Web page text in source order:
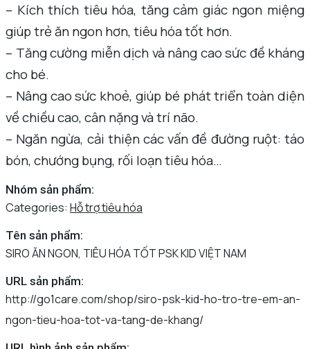
– Kích thích tiêu hóa, tăng cảm giác ngon miệng
giúp trẻ ăn ngon hơn, tiêu hóa tốt hơn.
– Tăng cường miễn dịch và nâng cao sức đề kháng
cho bé.
– Nâng cao sức khoẻ, giúp bé phát triển toàn diện
về chiều cao, cân nặng và trí não.
– Ngăn ngừa, cải thiện các vấn đề đường ruột: táo
bón, chướng bụng, rối loạn tiêu hóa…
Nhóm sản phẩm:
Categories: Hỗ trợ tiêu hóa
Tên sản phẩm:
SIRO ĂN NGON, TIÊU HÓA TỐT PSK KID VIỆT NAM
URL sản phẩm:
http://go1care.com/shop/siro-psk-kid-ho-tro-tre-em-an-
ngon-tieu-hoa-tot-va-tang-de-khang/